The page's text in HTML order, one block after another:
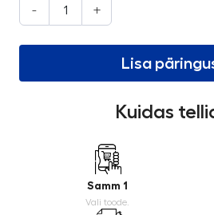
- +
Lisa
Kuidas
Samm 1
Vali toode.